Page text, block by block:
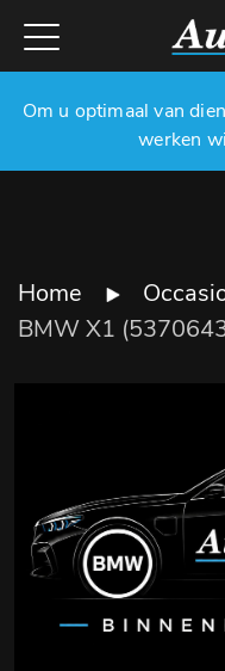
Om u optimaal van
werken
Home
BMW X1